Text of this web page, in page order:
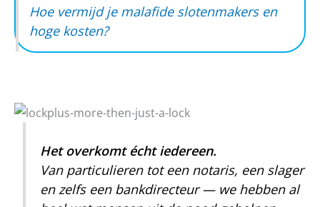
Hoe vermijd je malafide slotenmakers en
hoge kosten?
Het overkomt écht iedereen.
Van particulieren tot een notaris, een slager
en zelfs een bankdirecteur — we hebben al